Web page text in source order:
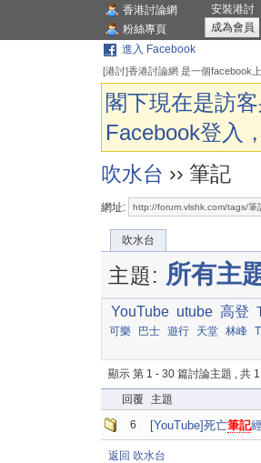
香港討論網
粉絲專頁
安裝港討
成為會員
進入 Facebook
[港討]香港討論網 是一個facebook
閣下現在是訪
Facebook登入
吹水台 ›› 筆記
網址:
吹水台
主題: 所有主
YouTube utube 高登
可樂
巴士 遊行 天堂 林峰
顯示 第 1 - 30 篇討論主題 , 共
回覆
主題
6
[YouTube]死亡筆記
返回 吹水台